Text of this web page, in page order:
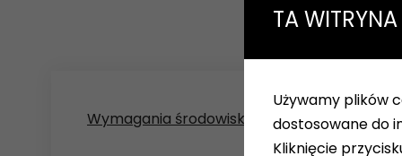
Wymagania środowiskowe i BHP dla
TA
Używamy plików
dostosowane do
Kliknięcie